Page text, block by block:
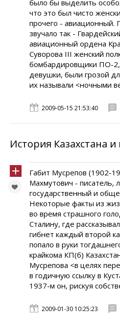
было бы выделить
что это был чисто
прочего - авиационный.
звучало так -
авиационный ордена
Суворова III женский
бомбардировщики ПО-2,
девушки, были грозой
их называли <ночными
2009-05-15 21:53:40
История Казахстана и
Габит Мусрепов (1902-
Махмутович - писатель,
государственный и
Некоторые факты из
во время страшного
Сталину, где
гибнет каждый второй
попало в руки
крайкома КП(б)
Мусрепова <в целях
в годичную ссылку в
1937-м он, рискуя
2009-01-30 10:25:23